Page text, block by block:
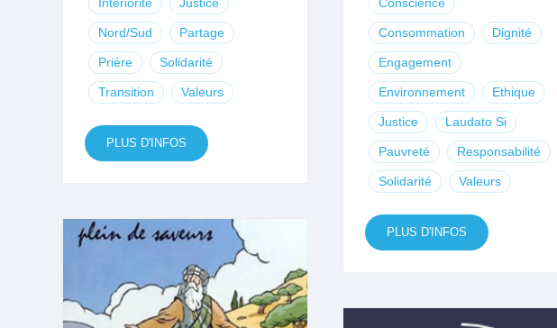
Intériorité Justice
Nord/Sud Partage
Prière Solidarité
Transition Valeurs
PLUS D'INFOS
Conscience
Consommation Dignité
Engagement
Environnement Ethique
Justice Laudato Si
Pauvreté Responsabilité
Solidarité Valeurs
PLUS D'INFOS